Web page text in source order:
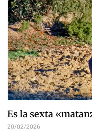
Es la sexta
20/02/2026